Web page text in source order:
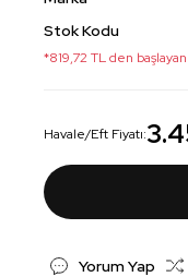
Stok Kodu
*819,72 TL den
Havale/Eft Fiyatı:
Yorum Yap